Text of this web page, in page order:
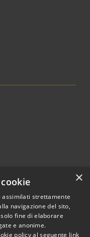
© 2026 • Città di
×
assimilati strettamente
navigazione del sito,
fine di elaborare
e anonime.
policy al seguente link